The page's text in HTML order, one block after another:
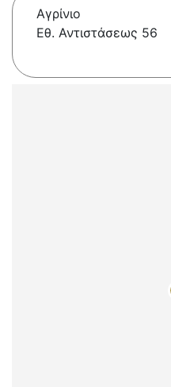
Αγρίνιο
Εθ. Αντιστάσεως 56